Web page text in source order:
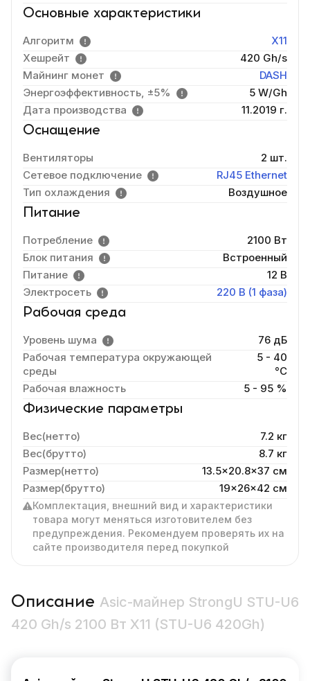
Основные характеристики
Алгоритм
X11
Хешрейт
420 Gh/s
Майнинг монет
DASH
Энергоэффективность, ±5%
5 W/Gh
Дата производства
11.2019 г.
Оснащение
Вентиляторы
2 шт.
Сетевое подключение
RJ45 Ethernet
Тип охлаждения
Воздушное
Питание
Потребление
2100 Вт
Блок питания
Встроенный
Питание
12 В
Электросеть
220 В (1 фаза)
Рабочая среда
Уровень шума
76 дБ
Рабочая температура окружающей
среды
5 - 40
°C
Рабочая влажность
5 - 95 %
Физические параметры
Вес(нетто)
7.2 кг
Вес(брутто)
8.7 кг
Размер(нетто)
13.5x20.8x37 cм
Размер(брутто)
19x26x42 см
Комплектация, внешний вид и характеристики
товара могут меняться изготовителем без
предупреждения. Рекомендуем проверять их на
сайте производителя перед покупкой
Описание Asic-майнер StrongU STU-U6
420 Gh/s 2100 Вт X11 (STU-U6 420Gh)